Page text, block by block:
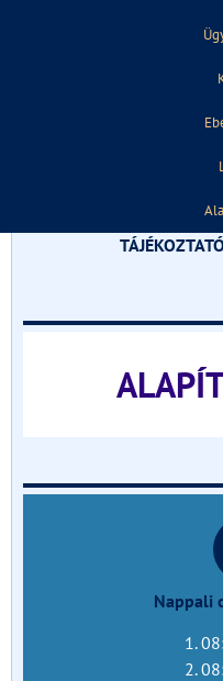
09:54
Nappali
1.
2.